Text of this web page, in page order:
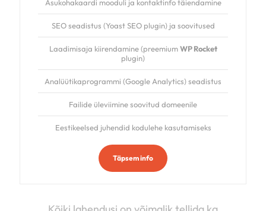
Asukohakaardi mooduli ja kontaktinfo täiendamine
SEO seadistus (Yoast SEO plugin) ja soovitused
Laadimisaja kiirendamine (preemiumWP Rocket
plugin)
Analüütikaprogrammi (Google Analytics) seadistus
Failide üleviimine soovitud domeenile
Eestikeelsed juhendid kodulehe kasutamiseks
Täpsem info